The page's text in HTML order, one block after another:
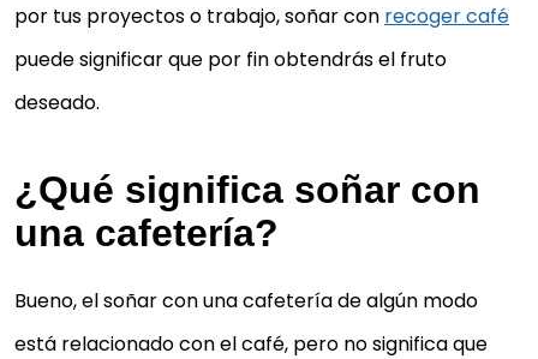
por tus proyectos o trabajo, soñar con recoger café
puede significar que por fin obtendrás el fruto
deseado.
¿Qué significa soñar con
una cafetería?
Bueno, el soñar con una cafetería de algún modo
está relacionado con el café, pero no significa que